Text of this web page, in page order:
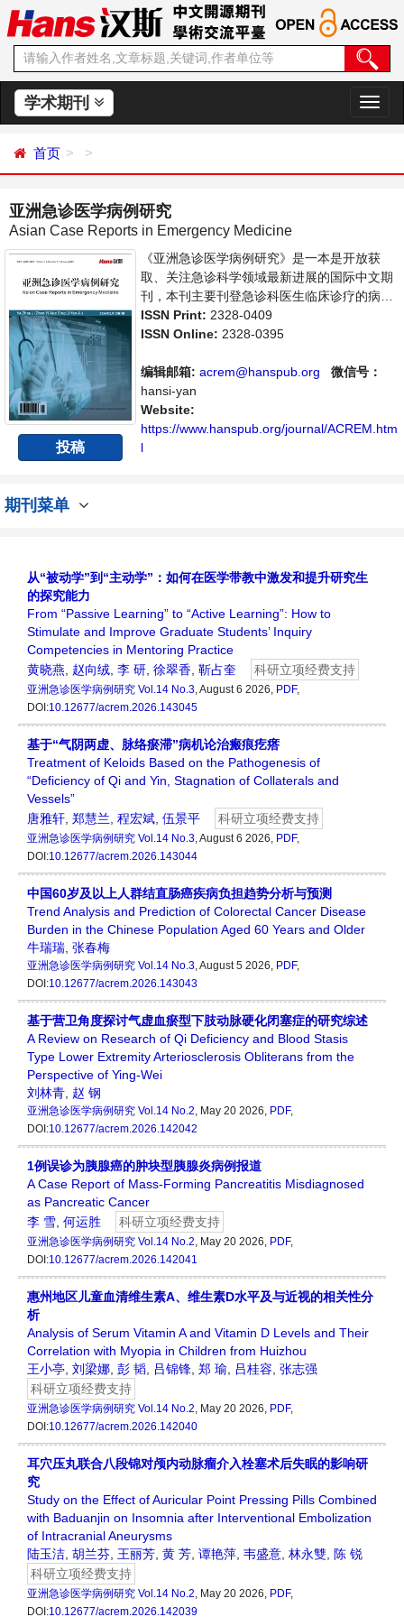
学术期刊
切
换
首页
亚洲急诊医学病例研究
Asian Case Reports in Emergency Medicine
投稿
《亚洲急诊医学病例研究》是一本是开放获
取、关注急诊科学领域最新进展的国际中文期
刊，本刊主要刊登急诊科医生临床诊疗的病例
研究论文，旨在为世界范围内的医生、学者及
医疗工作者提供一个传播、分享和讨论交流的
ISSN Print: 2328-0409
ISSN Online: 2328-0395
编辑邮箱: acrem@hanspub.org
微信号：
hansi-yan
Website:
https://www.hanspub.org/journal/ACREM.htm
l
期刊菜单
从“被动学”到“主动学”：如何在医学带教中激发和提升研究生
的探究能力
From “Passive Learning” to “Active Learning”: How to
Stimulate and Improve Graduate Students’ Inquiry
Competencies in Mentoring Practice
黄晓燕
赵向绒 李 研 徐翠香 靳占奎 科研立项经费支持
亚洲急诊医学病例研究 Vol.14 No.3, August 6 2026, PDF,
DOI:10.12677/acrem.2026.143045
基于“气阴两虚、脉络瘀滞”病机论治瘢痕疙瘩
Treatment of Keloids Based on the Pathogenesis of
“Deficiency of Qi and Yin, Stagnation of Collaterals and
Vessels”
唐雅轩 郑慧兰 程宏斌 伍景平 科研立项经费支持
亚洲急诊医学病例研究 Vol.14 No.3, August 6 2026, PDF,
DOI:10.12677/acrem.2026.143044
中国60岁及以上人群结直肠癌疾病负担趋势分析与预测
Trend Analysis and Prediction of Colorectal Cancer Disease
Burden in the Chinese Population Aged 60 Years and Older
牛瑞瑞 张春梅
亚洲急诊医学病例研究 Vol.14 No.3, August 5 2026, PDF,
DOI:10.12677/acrem.2026.143043
基于营卫角度探讨气虚血瘀型下肢动脉硬化闭塞症的研究综述
A Review on Research of Qi Deficiency and Blood Stasis
Type Lower Extremity Arteriosclerosis Obliterans from the
Perspective of Ying-Wei
刘林青 赵 钢
亚洲急诊医学病例研究 Vol.14 No.2, May 20 2026, PDF,
DOI:10.12677/acrem.2026.142042
1例误诊为胰腺癌的肿块型胰腺炎病例报道
A Case Report of Mass-Forming Pancreatitis Misdiagnosed
as Pancreatic Cancer
李 雪 何运胜 科研立项经费支持
亚洲急诊医学病例研究 Vol.14 No.2, May 20 2026, PDF,
DOI:10.12677/acrem.2026.142041
惠州地区儿童血清维生素A、维生素D水平及与近视的相关性分
析
Analysis of Serum Vitamin A and Vitamin D Levels and Their
Correlation with Myopia in Children from Huizhou
王小亭 刘梁娜 彭 韬 吕锦锋 郑 瑜 吕桂容 张志强
科研立项经费支持
亚洲急诊医学病例研究 Vol.14 No.2, May 20 2026, PDF,
DOI:10.12677/acrem.2026.142040
耳穴压丸联合八段锦对颅内动脉瘤介入栓塞术后失眠的影响研
究
Study on the Effect of Auricular Point Pressing Pills Combined
with Baduanjin on Insomnia after Interventional Embolization
of Intracranial Aneurysms
陆玉洁 胡兰芬 王丽芳 黄 芳 谭艳萍 韦盛意 林永雙
陈 锐
科研立项经费支持
亚洲急诊医学病例研究 Vol.14 No.2, May 20 2026, PDF,
DOI:10.12677/acrem.2026.142039